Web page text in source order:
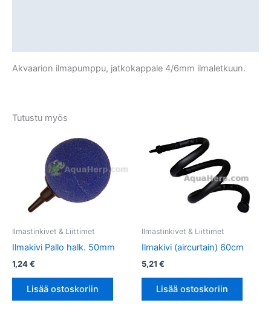
Akvaarion ilmapumppu, jatkokappale 4/6mm ilmaletkuun.
Tutustu myös
Ilmastinkivet & Liittimet
Ilmakivi Pallo halk. 50mm
1,24€
Lisää ostoskoriin
Ilmastinkivet & Liittimet
Ilmakivi (aircurtain) 60cm
5,21 €
Lisää ostoskoriin